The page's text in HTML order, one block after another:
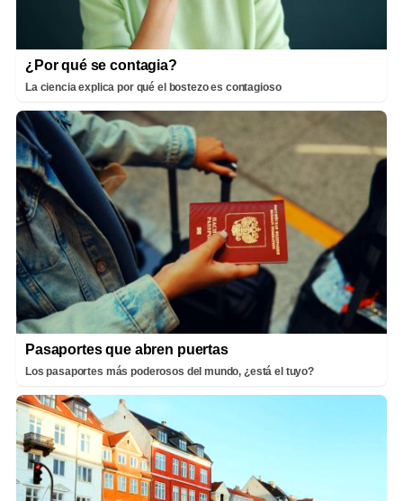
¿Por qué se contagia?
La ciencia explica por qué el bostezo es contagioso
Pasaportes que abren puertas
Los pasaportes más poderosos del mundo, ¿está el tuyo?